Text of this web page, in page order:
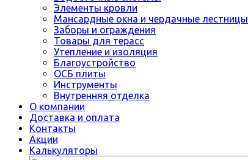
Элементы кровли
Мансардные окна и чердачные лестницы
Заборы и ограждения
Товары для терасс
Утепление и изоляция
Благоустройство
ОСБ плиты
Инструменты
Внутренняя отделка
О компании
Доставка и оплата
Контакты
Акции
Калькуляторы